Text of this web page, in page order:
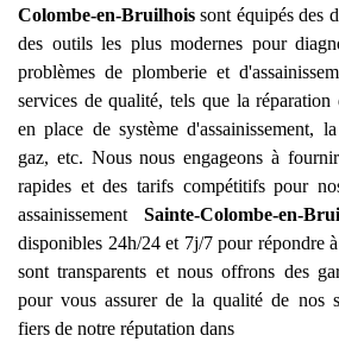
Colombe-en-Bruilhois sont équipés des
des outils les plus modernes pour
problèmes de plomberie et
services de qualité, tels que la
en place de système d'assainissement,
gaz, etc. Nous nous engageons à
rapides et des tarifs compétitifs pour
assainissement Sainte-Colombe-en-
disponibles 24h/24 et 7j/7 pour répondre
sont transparents et nous offrons des
pour vous assurer de la qualité de nos
fiers de notre réputation dans